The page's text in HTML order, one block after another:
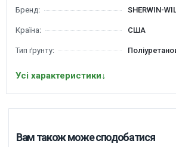
Бренд: SHERWIN-
Країна: США
Тип ґрунту:
Усі характеристики↓
Вам також може сподобатися